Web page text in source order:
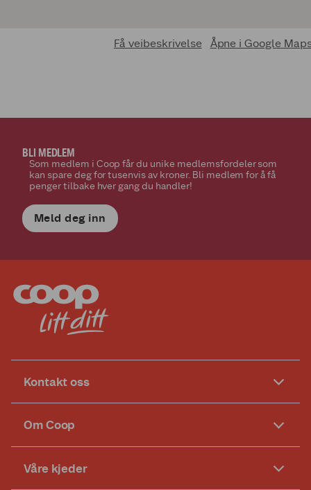
Få veibeskrivelse Åpne i Google
BLI MEDLEM
Som medlem i Coop får du unike medlemsfordeler som
kan spare deg for tusenvis av kroner. Bli medlem for å få
penger tilbake hver gang du handler!
Meld deg inn
Kontakt oss
Om Coop
Våre kjeder